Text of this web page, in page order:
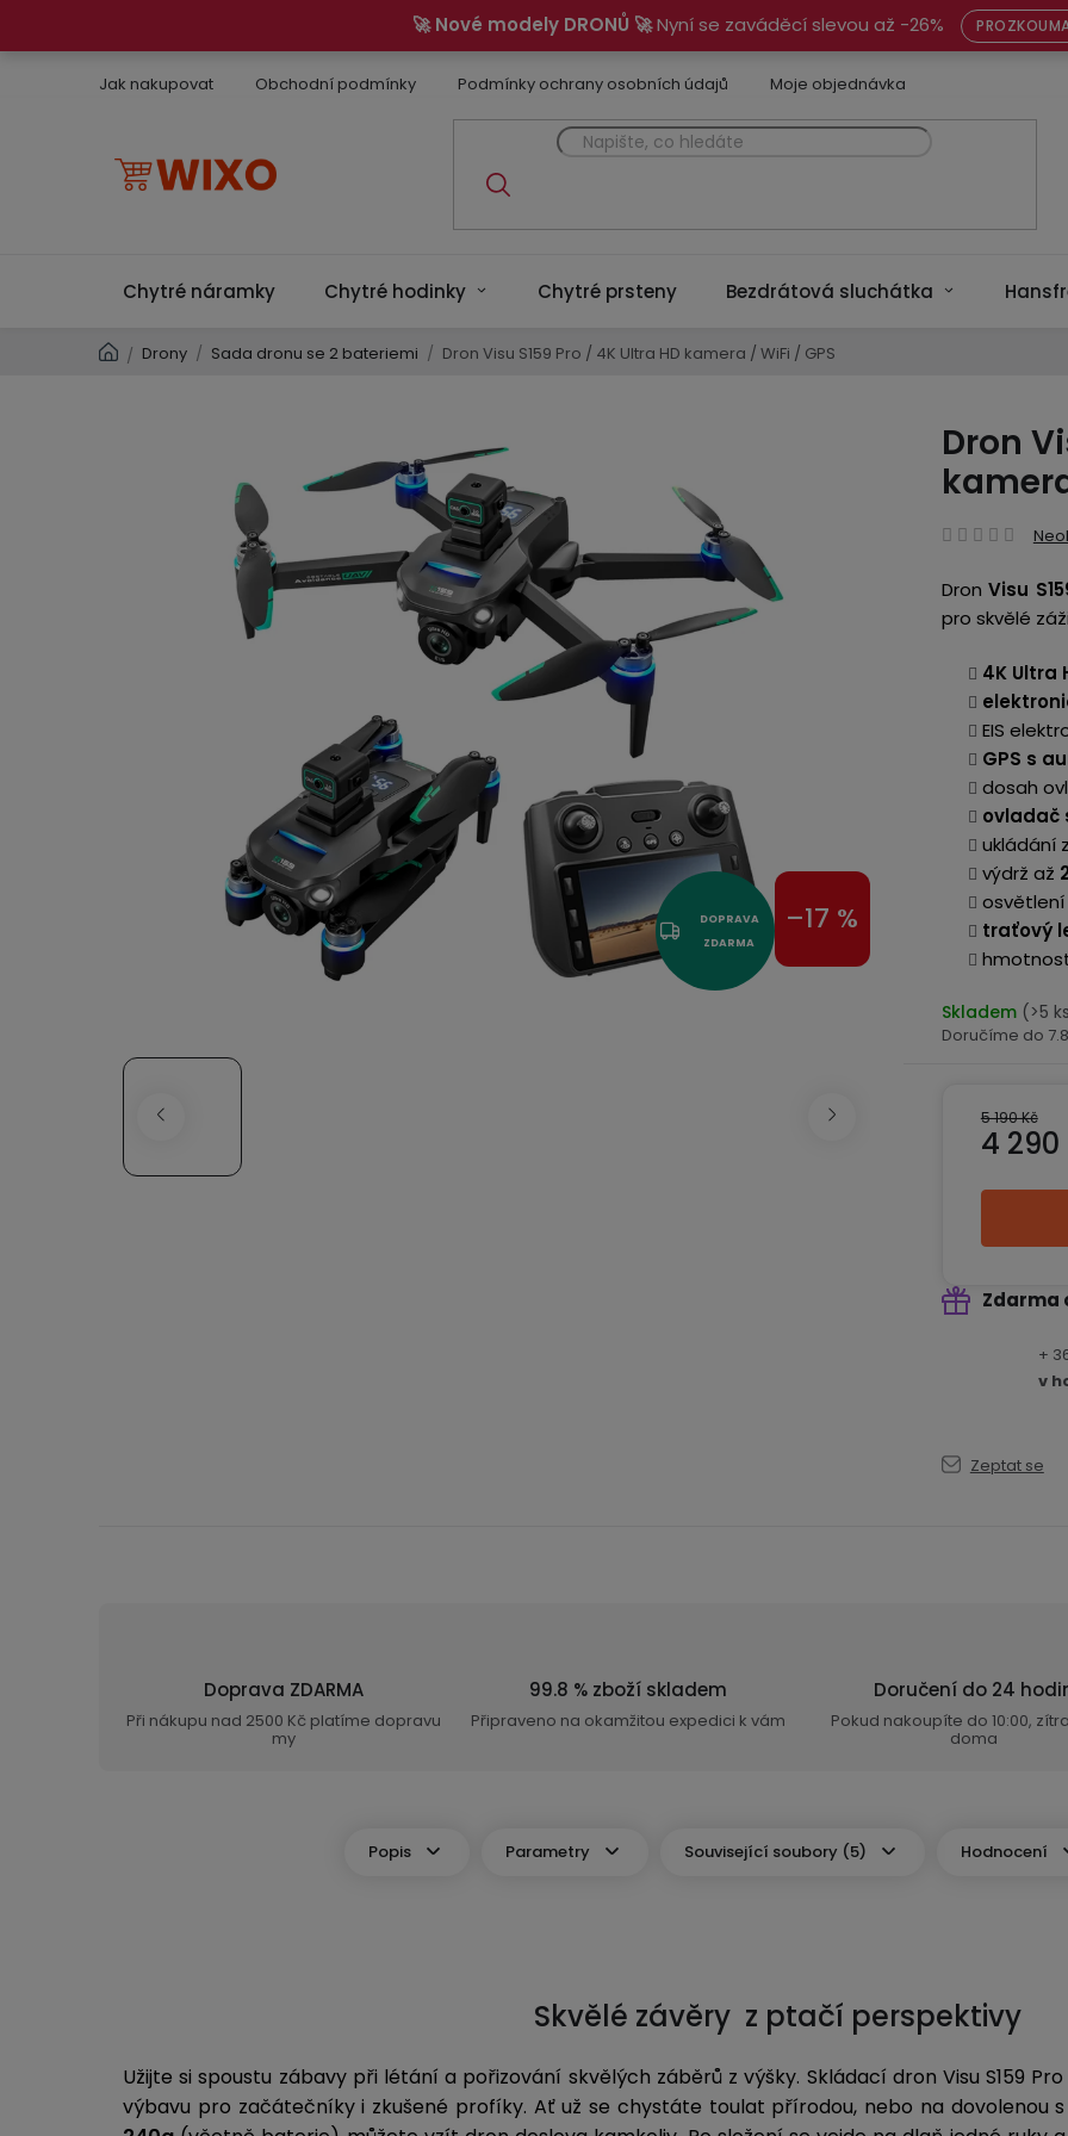
🚀 Nové modely DRONŮ 🚀Nyní se zaváděcí slevou až -26%
Jak nakupovat Obchodní podmínky Podmínky ochrany osobních údajů Moje objednávka
Chytré náramky Chytré hodinky Chytré prsteny Bezdrátová sluchátka
Domů
/ Drony / Sada dronu se 2 bateriemi / Dron Visu S159 Pro / 4K Ultra HD kamera / WiFi / GPS
Dron
je
z
5
DronVisu
pro skvělé
4K Ultra
EIS
GPS s
dosah
ovladač
ukládání
výdrž až
traťový
Skladem (>5
5 190 Kč
4 290
Zdarma
+
v
Zeptat se
DOPRAVA
ZDARMA
–17 %
Doprava ZDARMA
Při nákupu nad 2500 Kč platíme dopravu
my
99.8 % zboží skladem
Připraveno na okamžitou expedici k vám
Doručení do 24
Pokud nakoupíte do 10:00,
doma
Popis Parametry Související soubory (5) Hodnocení
Skvělé závěry z ptačí perspektivy
Užijte si spoustu zábavy při létání a pořizování skvělých záběrů z výšky. Skládací dron Visu S159
výbavu pro začátečníky i zkušené profíky. Ať už se chystáte toulat přírodou, nebo na dovolenou